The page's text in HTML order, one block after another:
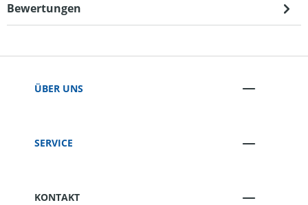
Bewertungen
ÜBER UNS
SERVICE
KONTAKT